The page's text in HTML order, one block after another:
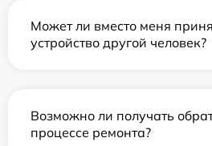
Может ли вместо меня
устройство другой человек?
Возможно ли получать
процессе ремонта?